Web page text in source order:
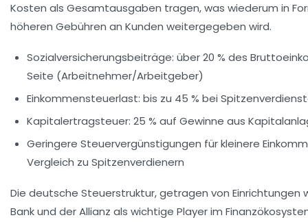
Kosten als Gesamtausgaben tragen, was wiederum in
höheren Gebühren an Kunden weitergegeben wird.
Sozialversicherungsbeiträge: über 20 % des
Seite (Arbeitnehmer/Arbeitgeber)
Einkommensteuerlast: bis zu 45 % bei
Kapitalertragsteuer: 25 % auf Gewinne aus
Geringere Steuervergünstigungen für kleinere
Vergleich zu Spitzenverdienern
Die deutsche Steuerstruktur, getragen von Einrichtungen
Bank und der Allianz als wichtige Player im